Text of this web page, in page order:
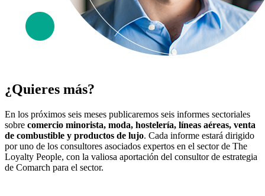
¿Quieres más?
En los próximos seis meses publicaremos seis informes sectoriales
sobre comercio minorista, moda, hostelería, líneas aéreas, venta
de combustible y productos de lujo. Cada informe estará dirigido
por uno de los consultores asociados expertos en el sector de The
Loyalty People, con la valiosa aportación del consultor de estrategia
de Comarch para el sector.